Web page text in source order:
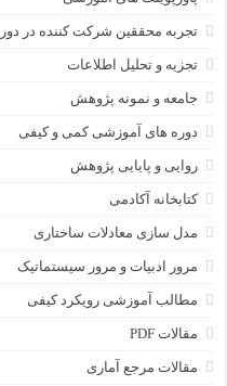
تجربه محققین شرکت کننده در
تجزیه و تحلیل اطلاعات
جامعه و نمونه پژوهش
دوره های آموزشی کمی و کیفی
روایی و پایایی پژوهش
کتابخانه آکادمی
مدل سازی معادلات ساختاری
مرور ادبیات و مرور سیستماتیک
مطالب آموزشی رویکرد کیفی
مقالات PDF
مقالات مرجع آماری